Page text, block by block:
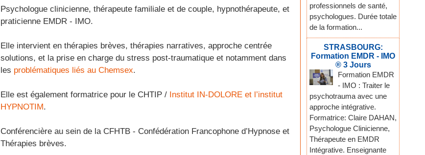
Psychologue clinicienne, thérapeute familiale et de couple, hypnothérapeute, et
praticienne EMDR - IMO.
Elle intervient en thérapies brèves, thérapies narratives, approche centrée
solutions, et la prise en charge du stress post-traumatique et notamment dans
les problématiques liés au Chemsex.
Elle est également formatrice pour le CHTIP / Institut IN-DOLORE et l’institut
HYPNOTIM.
Conférencière au sein de la CFHTB - Confédération Francophone d’Hypnose et
Thérapies brèves.
professionnels de santé,
psychologues. Durée totale
de la formation...
STRASBOURG:
Formation EMDR - IMO
® 3 Jours
Formation EMDR
- IMO : Traiter le
psychotrauma avec une
approche intégrative.
Formatrice: Claire DAHAN,
Psychologue Clinicienne,
Thérapeute en EMDR
Intégrative. Enseignante